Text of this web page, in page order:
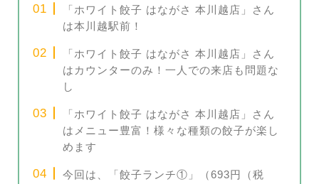
「ホワイト餃子 はながさ 本川越店」さん
は本川越駅前！
「ホワイト餃子 はながさ 本川越店」さん
はカウンターのみ！一人での来店も問題な
し
「ホワイト餃子 はながさ 本川越店」さん
はメニュー豊富！様々な種類の餃子が楽し
めます
今回は、「餃子ランチ①」（693円（税